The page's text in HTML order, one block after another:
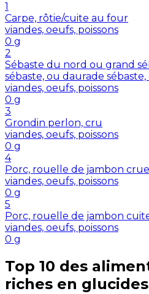
1
Carpe, rôtie/cuite au four
viandes, oeufs, poissons
0 g
2
Sébaste du nord ou grand
sébaste, ou daurade
viandes, oeufs, poissons
0 g
3
Grondin perlon, cru
viandes, oeufs, poissons
0 g
4
Porc, rouelle de jambon crue
viandes, oeufs, poissons
0 g
5
Porc, rouelle de jambon
viandes, oeufs, poissons
0 g
Top 10 des
riches en glucides